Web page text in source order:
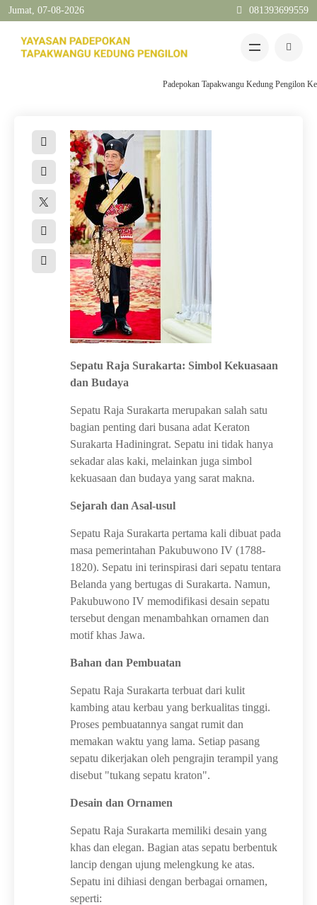
Jumat, 07-08-2026 081393699559
Padepokan Tapakwangu Kedung Pengilon Kec
03 Mar
Sepatu Raja Surakarta: Simbol Kekuasaan
dan Budaya
Sepatu Raja Surakarta merupakan salah satu
bagian penting dari busana adat Keraton
Surakarta Hadiningrat. Sepatu ini tidak hanya
sekadar alas kaki, melainkan juga simbol
kekuasaan dan budaya yang sarat makna.
Sejarah dan Asal-usul
Sepatu Raja Surakarta pertama kali dibuat pada
masa pemerintahan Pakubuwono IV (1788-
1820). Sepatu ini terinspirasi dari sepatu tentara
Belanda yang bertugas di Surakarta. Namun,
Pakubuwono IV memodifikasi desain sepatu
tersebut dengan menambahkan ornamen dan
motif khas Jawa.
Bahan dan Pembuatan
Sepatu Raja Surakarta terbuat dari kulit
kambing atau kerbau yang berkualitas tinggi.
Proses pembuatannya sangat rumit dan
memakan waktu yang lama. Setiap pasang
sepatu dikerjakan oleh pengrajin terampil yang
disebut "tukang sepatu kraton".
Desain dan Ornamen
Sepatu Raja Surakarta memiliki desain yang
khas dan elegan. Bagian atas sepatu berbentuk
lancip dengan ujung melengkung ke atas.
Sepatu ini dihiasi dengan berbagai ornamen,
seperti: